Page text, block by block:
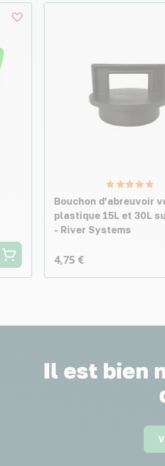
Bouchon d’abreuvoir
plastique 15L et 30L
- River Systems
4,75 €
Il est bien